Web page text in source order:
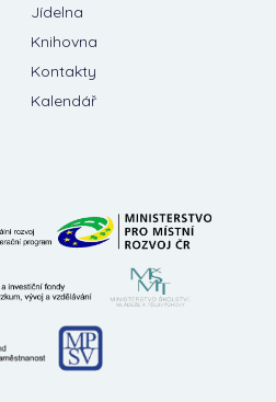
Jídelna
Knihovna
Kontakty
Kalendář